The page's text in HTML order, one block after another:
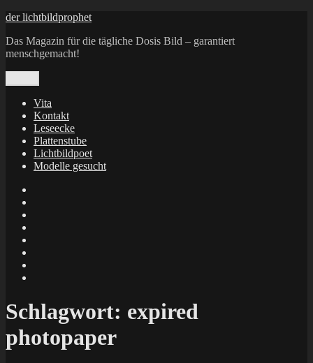
Zum
springen
der lichtbildprophet
Das Magazin für die tägliche Dosis Bild – garantiert
menschgemacht!
Vita
Kontakt
Leseecke
Plattenstube
Lichtbildpoet
Modelle gesucht
X
Schlagwort: expired
photopaper